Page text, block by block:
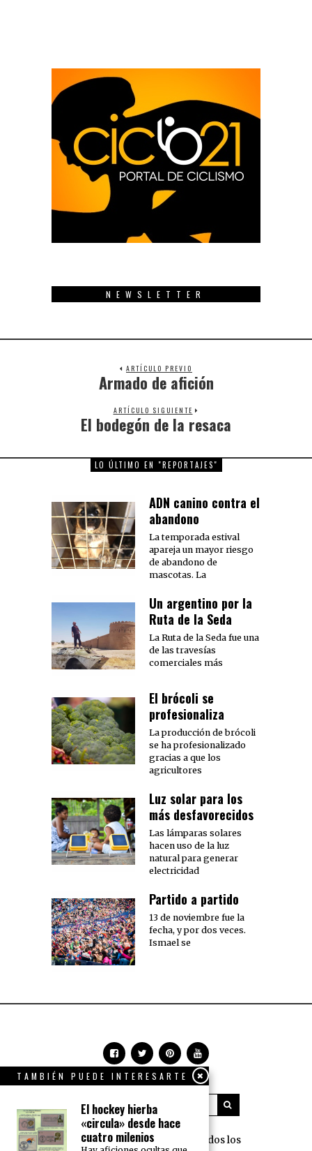
NEWSLETTER
ARTÍCULO PREVIO
Previous
Armado de afición
ARTÍCULO SIGUIENTE
Next
El bodegón de la resaca
LO ÚLTIMO EN "REPORTAJES"
ADN canino contra el
abandono
La temporada estival
apareja un mayor riesgo
de abandono de
mascotas. La
Un argentino por la
Ruta de la Seda
La Ruta de la Seda fue una
de las travesías
comerciales más
El brócoli se
profesionaliza
La producción de brócoli
se ha profesionalizado
gracias a que los
agricultores
Luz solar para los
más desfavorecidos
Las lámparas solares
hacen uso de la luz
natural para generar
electricidad
Partido a partido
13 de noviembre fue la
fecha, y por dos veces.
Ismael se
360 Grados Press © 2018 Todos los
TAMBIÉN PUEDE INTERESARTE
El hockey hierba
«circula» desde hace
cuatro milenios